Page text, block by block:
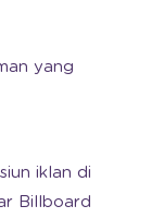
yang
iklan di
Billboard